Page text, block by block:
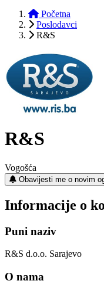
Početna
Poslodavci
R&S
R&S
Vogošća
Obavijesti me o novim
Informacije o
Puni naziv
R&S d.o.o. Sarajevo
O nama